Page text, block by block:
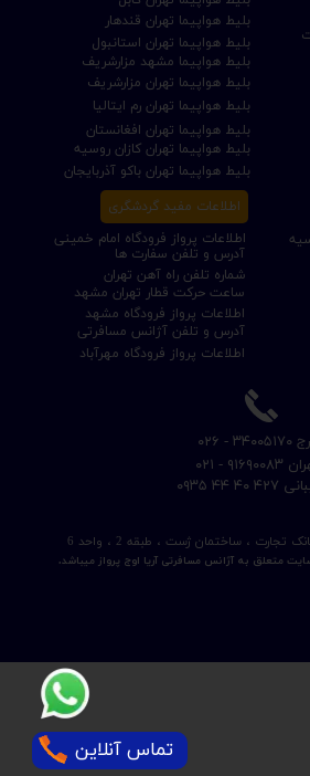
متعلق به آژانس مسافرتی آریا اوج پرواز میباشد.
- ۰۲۱
، ساختمان ژست ، طبقه 2 ، واحد 6
تماس آنلاین
- ۰۲۶
۴۴ ۰۹۳۵
بلیط هواپیما تهران مزارشریف
بلیط هواپیما تهران قندهار
بلیط هواپیما تهران افغانستان
بلیط هواپیما مشهد مزارشریف
بلیط هواپیما تهران رم ایتالیا
اطلاعات پرواز فرودگاه امام خمینی
بلیط هواپیما تهران باکو آذربایجان
بلیط هواپیما تهران استانبول
بلیط هواپیما تهران کازان روسیه
ساعت حرکت قطار تهران مشهد
شماره تلفن راه آهن تهران
اطلاعات پرواز فرودگاه مهرآباد
اطلاعات پرواز فرودگاه مشهد
آدرس و تلفن سفارت ها
آدرس و تلفن آژانس مسافرتی
اطلاعات مفید گردشگری